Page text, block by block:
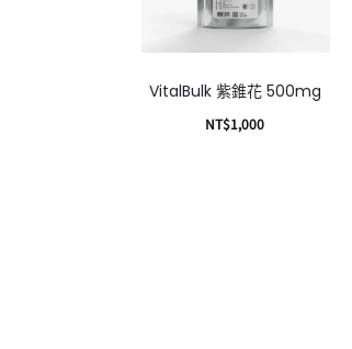
VitalBulk 紫錐花 500mg
NT$1,000